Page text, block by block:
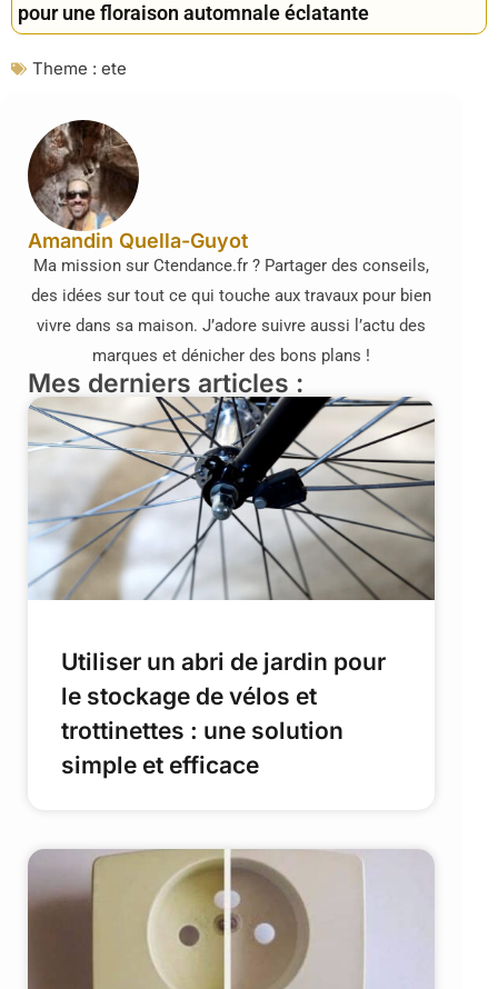
pour une floraison automnale éclatante
Theme : ete
Amandin Quella-Guyot
Ma mission sur Ctendance.fr ? Partager des conseils,
des idées sur tout ce qui touche aux travaux pour bien
vivre dans sa maison. J’adore suivre aussi l’actu des
marques et dénicher des bons plans !
Mes derniers articles :
Utiliser un abri de jardin pour
le stockage de vélos et
trottinettes : une solution
simple et efficace